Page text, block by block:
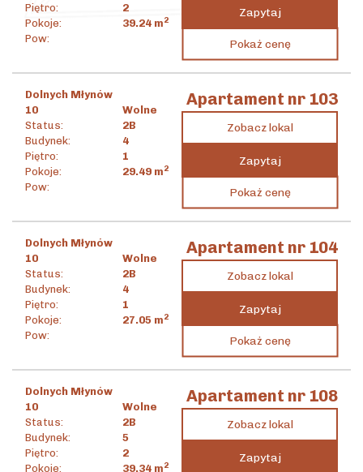
Piętro:
Pokoje:
Pow:
2
39.24 m2
Zapytaj
43 183
Pokaż cenę
Dolnych Młynów
10
Status:
Budynek:
Piętro:
Pokoje:
Pow:
Wolne
2B
4
1
29.49 m2
Apartament nr 103
Zobacz lokal
Zapytaj
46 004
Pokaż cenę
Dolnych Młynów
10
Status:
Budynek:
Piętro:
Pokoje:
Pow:
Wolne
2B
4
1
27.05 m2
Apartament nr 104
Zobacz lokal
Zapytaj
40 471
Pokaż cenę
Dolnych Młynów
10
Status:
Budynek:
Piętro:
Pokoje:
Wolne
2B
5
2
39.34 m2
Apartament nr 108
Zobacz lokal
Zapytaj